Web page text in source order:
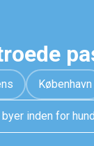
København
inden for